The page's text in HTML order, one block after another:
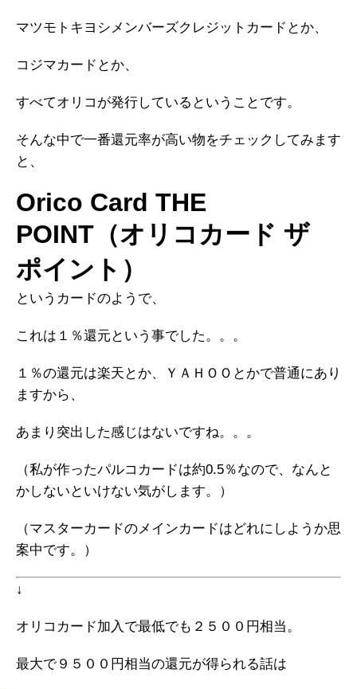
マツモトキヨシメンバーズクレジットカードとか、
コジマカードとか、
すべてオリコが発行しているということです。
そんな中で一番還元率が高い物をチェックしてみます
と、
Orico Card THE
POINT（オリコカード ザ
ポイント）
というカードのようで、
これは１％還元という事でした。。。
１％の還元は楽天とか、ＹＡＨＯＯとかで普通にあり
ますから、
あまり突出した感じはないですね。。。
（私が作ったパルコカードは約0.5％なので、なんと
かしないといけない気がします。）
（マスターカードのメインカードはどれにしようか思
案中です。）
↓
オリコカード加入で最低でも２５００円相当。
最大で９５００円相当の還元が得られる話は